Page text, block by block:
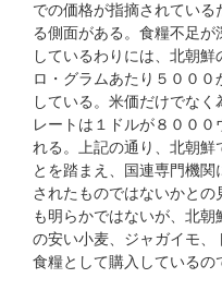
での価格が指摘されてい
る側面がある。食糧不足
しているわりには、北朝
ロ・グラムあたり５００
している。米価だけでな
レートは１ドルが８００
れる。上記の通り、北朝鮮
とを踏まえ、国連専門機
されたものではないかと
も明らかではないが、北
の安い小麦、ジャガイモ、
食糧として購入しているの